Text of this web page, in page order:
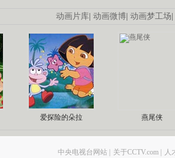
动画片库| 动画微博| 动画梦工场|
爱探险的朵拉 燕尾侠
中央电视台网站 | 关于CCTV.com | 人